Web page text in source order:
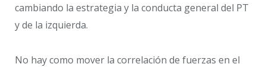
cambiando la estrategia y la conducta general del PT
y de la izquierda.
No hay como mover la correlación de fuerzas en el